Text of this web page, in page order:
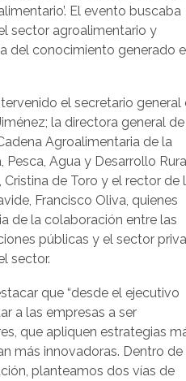
El evento buscaba
sector agroalimentario y
del conocimiento generado
el secretario general
la directora general de
Agroalimentaria de la
Pesca, Agua y Desarrollo
de Toro y el rector de
Francisco Oliva, quienes
de la colaboración entre las
públicas y el sector
sector.
que “desde el ejecutivo
a las empresas a ser
que apliquen estrategias
más innovadoras. Dentro de
planteamos dos vías de